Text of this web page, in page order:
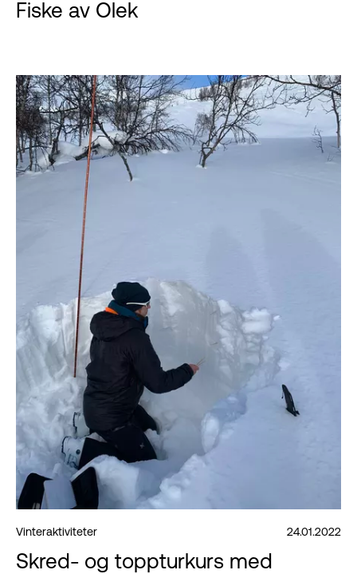
Fiske av Olek
Vinteraktiviteter 24.01.2022
Skred- og toppturkurs med